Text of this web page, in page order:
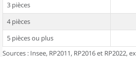
3 pièces
4 pièces
5 pièces ou plus
Sources : Insee, RP2011, RP2016 et RP2022,